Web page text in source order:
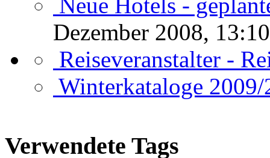
Dezember 2008,
Reiseveranstalter -
Winterkataloge 2009/
Verwendete Tags